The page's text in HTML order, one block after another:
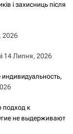
і захисниць після
2026
14 Липня, 2026
подход к
не выдерживают